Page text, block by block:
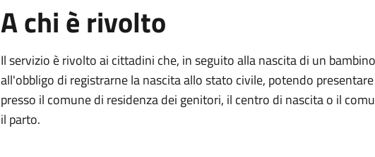
A chi è rivolto
Il servizio è rivolto ai cittadini che, in seguito alla nascita di un
all'obbligo di registrarne la nascita allo stato civile, potendo
presso il comune di residenza dei genitori, il centro di nascita o il
il parto.